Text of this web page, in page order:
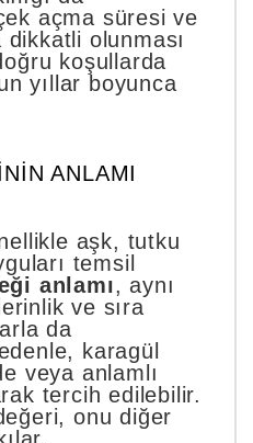
açma süresi ve
dikkatli olunması
koşullarda
yıllar boyunca
ANLAMI
aşk, tutku
temsil
anlamı, aynı
ve sıra
da
karagül
veya anlamlı
tercih edilebilir.
onu diğer